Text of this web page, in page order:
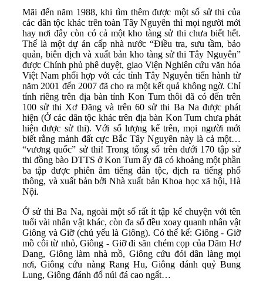
Mãi đến năm 1988, khi tìm thêm được một số sử thi của
các dân tộc khác trên toàn Tây Nguyên thì mọi người mới
hay nơi đây còn có cả một kho tàng sử thi chưa biết hết.
Thế là một dự án cấp nhà nước “Điều tra, sưu tầm, bảo
quản, biên dịch và xuất bản kho tàng sử thi Tây Nguyên”
được Chính phủ phê duyệt, giao Viện Nghiên cứu văn hóa
Việt Nam phối hợp với các tỉnh Tây Nguyên tiến hành từ
năm 2001 đến 2007 đã cho ra một kết quả không ngờ. Chỉ
tính riêng trên địa bàn tỉnh Kon Tum thôi đã có đến trên
100 sử thi Xơ Đăng và trên 60 sử thi Ba Na được phát
hiện (Ở các dân tộc khác trên địa bàn Kon Tum chưa phát
hiện được sử thi). Với số lượng kể trên, mọi người mới
biết rằng mảnh đất cực Bắc Tây Nguyên này là cả một…
“vương quốc” sử thi! Trong tổng số trên dưới 170 tập sử
thi đồng bào DTTS ở Kon Tum ấy đã có khoảng một phần
ba tập được phiên âm tiếng dân tộc, dịch ra tiếng phổ
thông, và xuất bản bởi Nhà xuất bản Khoa học xã hội, Hà
Nội.
Ở sử thi Ba Na, ngoài một số rất ít tập kể chuyện với tên
tuổi vài nhân vật khác, còn đa số đều xoay quanh nhân vật
Giông và Giỡ (chủ yếu là Giông). Có thể kể: Giông - Giỡ
mồ côi từ nhỏ, Giông - Giỡ đi săn chém cọp của Dăm Hơ
Dang, Giông làm nhà mồ, Giông cứu đói dân làng mọi
nơi, Giông cứu nàng Rang Hu, Giông đánh quỷ Bung
Lung, Giông đánh đổ núi đá cao ngất…